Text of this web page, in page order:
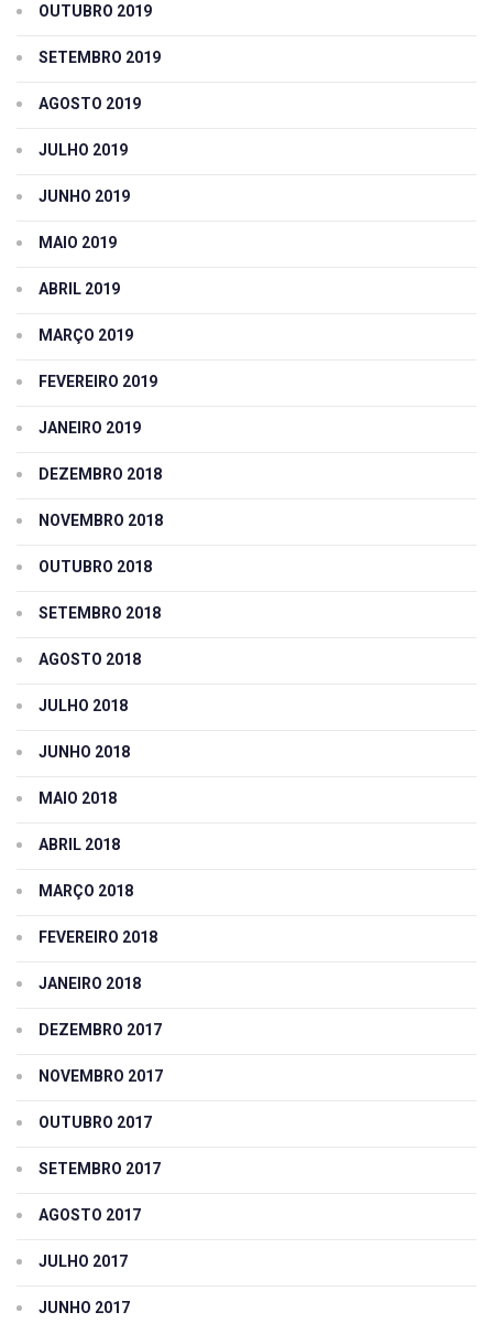
OUTUBRO 2019
SETEMBRO 2019
AGOSTO 2019
JULHO 2019
JUNHO 2019
MAIO 2019
ABRIL 2019
MARÇO 2019
FEVEREIRO 2019
JANEIRO 2019
DEZEMBRO 2018
NOVEMBRO 2018
OUTUBRO 2018
SETEMBRO 2018
AGOSTO 2018
JULHO 2018
JUNHO 2018
MAIO 2018
ABRIL 2018
MARÇO 2018
FEVEREIRO 2018
JANEIRO 2018
DEZEMBRO 2017
NOVEMBRO 2017
OUTUBRO 2017
SETEMBRO 2017
AGOSTO 2017
JULHO 2017
JUNHO 2017